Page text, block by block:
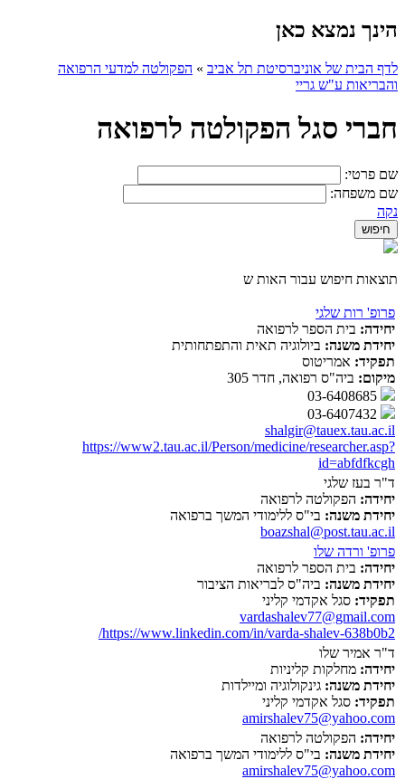
הינך נמצא כאן
לדף הבית של אוניברסיטת תל אביב » הפקולטה למדעי הרפואה
והבריאות ע"ש גריי
חברי סגל הפקולטה לרפואה
שם פרטי:
שם משפחה:
נקה
תוצאות חיפוש עבור האות ש
פרופ' רות שלגי
יחידה: בית הספר לרפואה
יחידת משנה: ביולוגיה תאית והתפתחותית
תפקיד: אמריטוס
מיקום: ביה"ס רפואה, חדר 305
shalgir@tauex.tau.ac.il
https://www2.tau.ac.il/Person/medicine/researcher.asp?
id=abfdfkcgh
ד"ר בעז שלגי
יחידה: הפקולטה לרפואה
יחידת משנה: בי"ס ללימודי המשך ברפואה
boazshal@post.tau.ac.il
פרופ' ורדה שלו
יחידה: בית הספר לרפואה
יחידת משנה: ביה"ס לבריאות הציבור
תפקיד: סגל אקדמי קליני
vardashalev77@gmail.com
https://www.linkedin.com/in/varda-shalev-638b0b2/
ד"ר אמיר שלו
יחידה: מחלקות קליניות
יחידת משנה: גינקולוגיה ומיילדות
תפקיד: סגל אקדמי קליני
amirshalev75@yahoo.com
יחידה: הפקולטה לרפואה
יחידת משנה: בי"ס ללימודי המשך ברפואה
amirshalev75@yahoo.com